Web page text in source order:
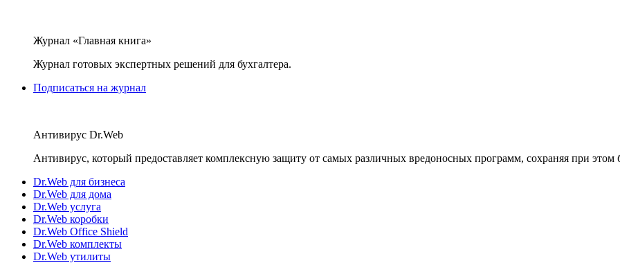
Журнал «Главная книга»
Журнал готовых экспертных решений для бухгалтера.
Подписаться на журнал
Антивирус Dr.Web
Антивирус, который предоставляет комплексную защиту от самых различных вредоносных программ, сохраняя при этом
Dr.Web для бизнеса
Dr.Web для дома
Dr.Web услуга
Dr.Web коробки
Dr.Web Office Shield
Dr.Web комплекты
Dr.Web утилиты